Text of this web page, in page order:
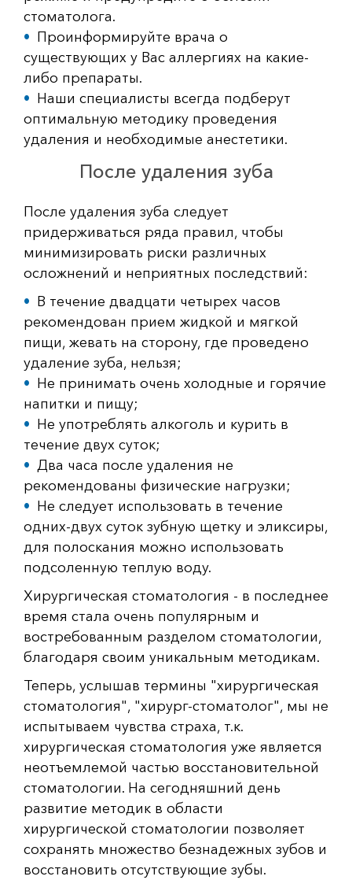
стоматолога.
Проинформируйте врача о
существующих у Вас аллергиях на какие-
либо препараты.
Наши специалисты всегда подберут
оптимальную методику проведения
удаления и необходимые анестетики.
После удаления зуба
После удаления зуба следует
придерживаться ряда правил, чтобы
минимизировать риски различных
осложнений и неприятных последствий:
В течение двадцати четырех часов
рекомендован прием жидкой и мягкой
пищи, жевать на сторону, где проведено
удаление зуба, нельзя;
Не принимать очень холодные и горячие
напитки и пищу;
Не употреблять алкоголь и курить в
течение двух суток;
Два часа после удаления не
рекомендованы физические нагрузки;
Не следует использовать в течение
одних-двух суток зубную щетку и эликсиры,
для полоскания можно использовать
подсоленную теплую воду.
Хирургическая стоматология - в последнее
время стала очень популярным и
востребованным разделом стоматологии,
благодаря своим уникальным методикам.
Теперь, услышав термины "хирургическая
стоматология", "хирург-стоматолог", мы не
испытываем чувства страха, т.к.
хирургическая стоматология уже является
неотъемлемой частью восстановительной
стоматологии. На сегодняшний день
развитие методик в области
хирургической стоматологии позволяет
сохранять множество безнадежных зубов и
восстановить отсутствующие зубы.